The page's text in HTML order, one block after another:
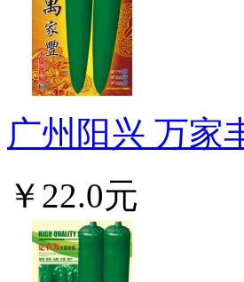
广州阳兴 万家
￥22.0元